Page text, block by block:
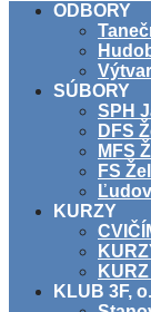
ODBORY
SÚBORY
SPH
DFS
MFS
FS
KURZY
KLUB 3F,